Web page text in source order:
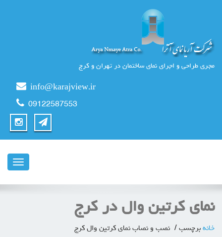
مجری طراحی و اجرای نمای ساختمان در تهران و کرج
info@karajview.ir
09122587553
ناوبری
نمای کرتین وال در کرج
خانه برچسب نصب و نصاب نمای کرتین وال کرج